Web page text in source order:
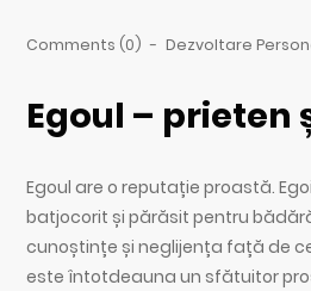
Comments (0) - Dezvoltare
Egoul – prieten
Egoul are o reputație proastă.
batjocorit și părăsit pentru
cunoștințe și neglijența față de
este întotdeauna un sfătuitor